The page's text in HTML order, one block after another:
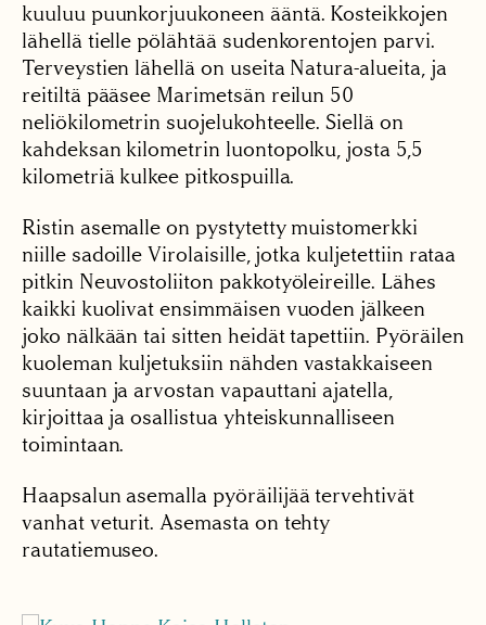
kuuluu puunkorjuukoneen ääntä. Kosteikkojen
lähellä tielle pölähtää sudenkorentojen parvi.
Terveystien lähellä on useita Natura-alueita, ja
reitiltä pääsee Marimetsän reilun 50
neliökilometrin suojelukohteelle. Siellä on
kahdeksan kilometrin luontopolku, josta 5,5
kilometriä kulkee pitkospuilla.
Ristin asemalle on pystytetty muistomerkki
niille sadoille Virolaisille, jotka kuljetettiin rataa
pitkin Neuvostoliiton pakkotyöleireille. Lähes
kaikki kuolivat ensimmäisen vuoden jälkeen
joko nälkään tai sitten heidät tapettiin. Pyöräilen
kuoleman kuljetuksiin nähden vastakkaiseen
suuntaan ja arvostan vapauttani ajatella,
kirjoittaa ja osallistua yhteiskunnalliseen
toimintaan.
Haapsalun asemalla pyöräilijää tervehtivät
vanhat veturit. Asemasta on tehty
rautatiemuseo.